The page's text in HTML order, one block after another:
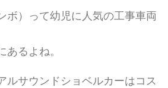
ボ）って幼児に人気の工事車両
あるよね。
ルサウンドショベルカーはコス